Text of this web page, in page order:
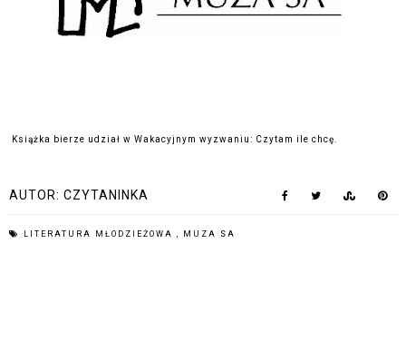
Książka bierze udział w Wakacyjnym wyzwaniu: Czytam ile chcę.
AUTOR: CZYTANINKA
LITERATURA MŁODZIEŻOWA MUZA SA